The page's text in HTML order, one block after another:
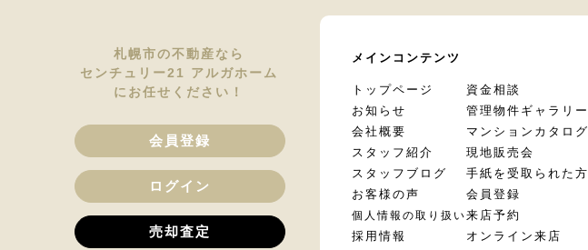
札幌市の不動産なら
センチュリー21 アルガホーム
にお任せください！
会員登録
ログイン
売却査定
メインコンテンツ
トップページ
お知らせ
会社概要
スタッフ紹介
スタッフブログ
お客様の声
個人情報の取り扱い
採用情報
資金相談
管理物件ギャラリー
マンションカタログ
現地販売会
手紙を受取られた方
会員登録
来店予約
オンライン来店